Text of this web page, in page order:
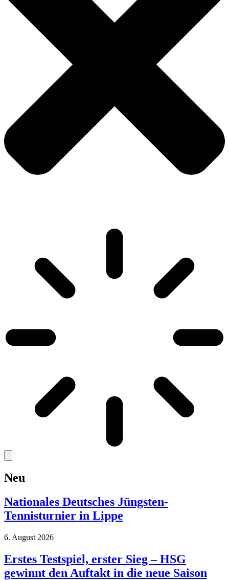
Neu
Nationales Deutsches Jüngsten-
Tennisturnier in Lippe
6. August 2026
Erstes Testspiel, erster Sieg – HSG
gewinnt den Auftakt in die neue Saison